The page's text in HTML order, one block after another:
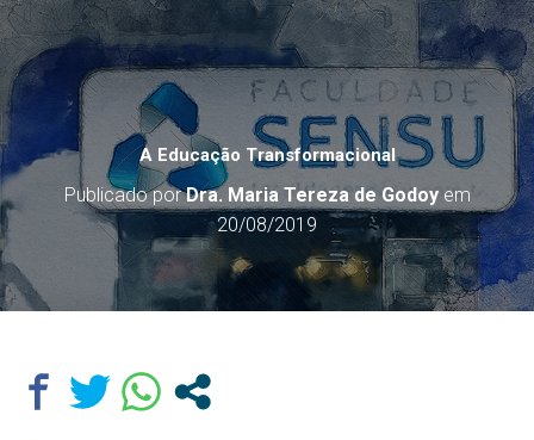
A Educação Transformacional
Publicado porDra. Maria Tereza de Godoyem
20/08/2019